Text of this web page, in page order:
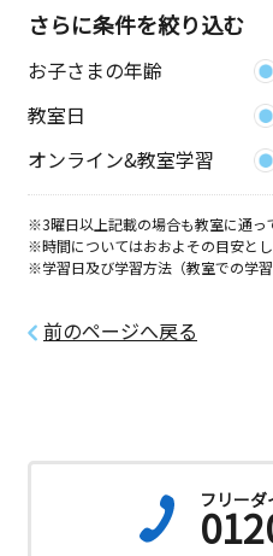
さらに条件を絞り込む
お子さまの年齢
教室日
オンライン&教室学習
※3曜日以上記載の場合も教室に通っ
※時間についてはおおよその目安と
※学習日及び学習方法（教室での学
前のページへ戻る
フリーダ